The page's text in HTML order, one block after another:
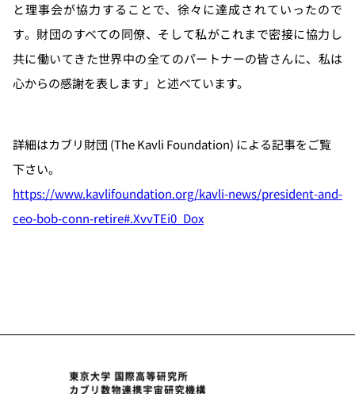
と理事会が協力することで、徐々に達成されていったので
す。財団のすべての同僚、そして私がこれまで密接に協力し
共に働いてきた世界中の全てのパートナーの皆さんに、私は
心からの感謝を表します」と述べています。
詳細はカブリ財団 (The Kavli Foundation) による記事をご覧
下さい。
https://www.kavlifoundation.org/kavli-news/president-and-
ceo-bob-conn-retire#.XvvTEi0_Dox